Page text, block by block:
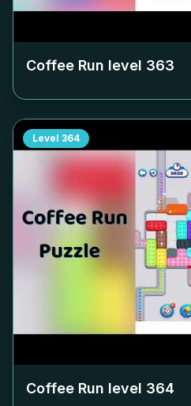
Coffee Run level 363
Level 364
Coffee Run level 364